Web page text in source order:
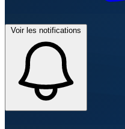
Voir les notifications